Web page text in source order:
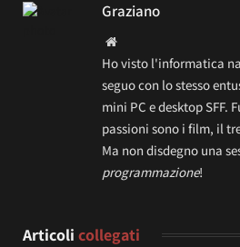
Graziano
Website
Ho visto l'informatica
seguo con lo stesso
mini PC e desktop SFF.
passioni sono i film, il
Ma non disdegno una
programmazione!
Articoli collegati